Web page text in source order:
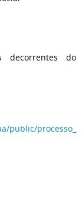
decorrentes do
public/processo_